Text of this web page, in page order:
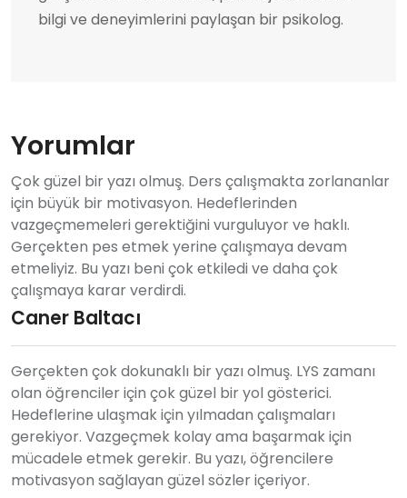
bilgi ve deneyimlerini paylaşan bir psikolog.
Yorumlar
Çok güzel bir yazı olmuş. Ders çalışmakta zorlananlar
için büyük bir motivasyon. Hedeflerinden
vazgeçmemeleri gerektiğini vurguluyor ve haklı.
Gerçekten pes etmek yerine çalışmaya devam
etmeliyiz. Bu yazı beni çok etkiledi ve daha çok
çalışmaya karar verdirdi.
Caner Baltacı
Gerçekten çok dokunaklı bir yazı olmuş. LYS zamanı
olan öğrenciler için çok güzel bir yol gösterici.
Hedeflerine ulaşmak için yılmadan çalışmaları
gerekiyor. Vazgeçmek kolay ama başarmak için
mücadele etmek gerekir. Bu yazı, öğrencilere
motivasyon sağlayan güzel sözler içeriyor.